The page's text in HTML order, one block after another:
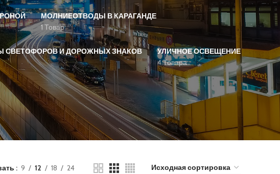
МОЛНИЕОТВОДЫ В КАРАГАНДЕ
1 Товар
СВЕТОФОРОВ И ДОРОЖНЫХ ЗНАКОВ
УЛИЧНОЕ ОСВЕЩЕНИЕ
4 Товара
9 12 18 24